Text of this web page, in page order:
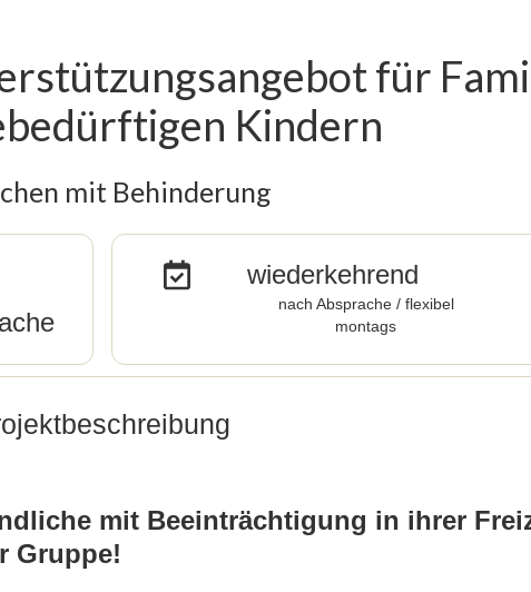
für
Kindern
mit Behinderung
wiederkehrend
nach Absprache / flexibel
montags
mit Beeinträchtigung in ihrer
Gruppe!